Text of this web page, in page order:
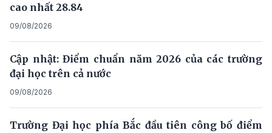
cao nhất 28.84
09/08/2026
Cập nhật: Điểm chuẩn năm 2026 của các trường
đại học trên cả nước
09/08/2026
Trường Đại học phía Bắc đầu tiên công bố điểm